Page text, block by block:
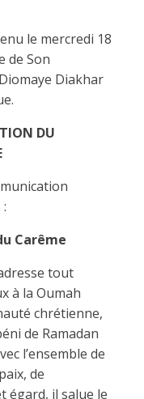
le mercredi 18
de Son
Diakhar
DU
Carême
tout
à la Oumah
chrétienne,
de Ramadan
l’ensemble de
de
égard, il salue le